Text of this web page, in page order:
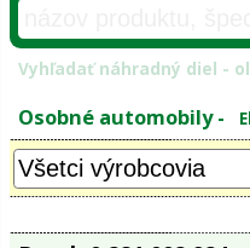
Inteligentný
Vyhľadať